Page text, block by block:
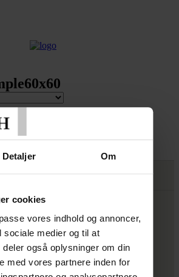
Detaljer Om
cookies
vores indhold og annoncer,
sociale medier og til at
også oplysninger om din
med vores partnere inden for
SHOWROOM
31